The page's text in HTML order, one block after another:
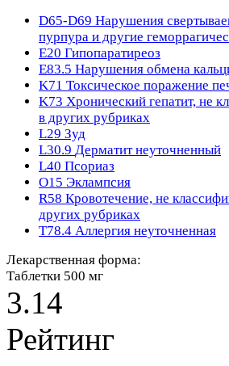
D65-D69 Нарушения
пурпура и другие
E20 Гипопаратиреоз
E83.5 Нарушения обмена
K71 Токсическое поражение
K73 Хронический гепатит, не
в других рубриках
L29 Зуд
L30.9 Дерматит неуточненный
L40 Псориаз
O15 Эклампсия
R58 Кровотечение, не
других рубриках
T78.4 Аллергия неуточненная
Лекарственная форма:
Таблетки 500 мг
3.14
Рейтинг